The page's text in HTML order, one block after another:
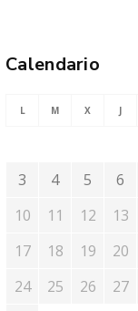
Calendario
L M X J
3
4 5 6
10
11 12 13
17
18 19 20
24
25 26 27